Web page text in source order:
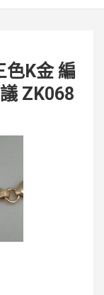
色K金 編
ZK068